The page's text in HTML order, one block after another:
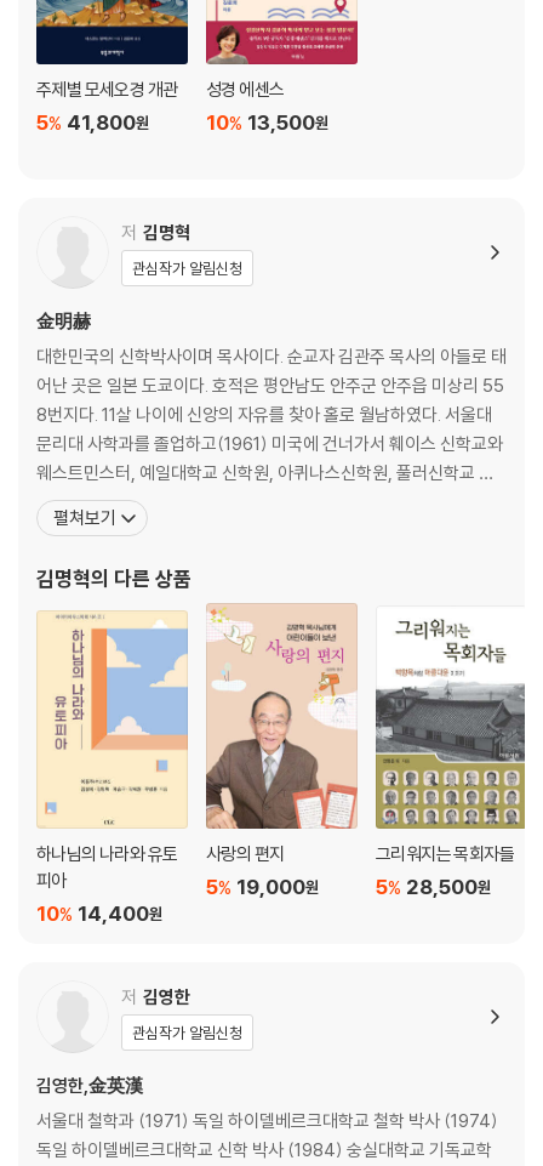
주제별 모세오경 개관
41,800원
5%
성경 에센스
13,500원
10%
저 김명혁
관심작가 알림신청
金明赫
대한민국의 신학박사이며 목사이다. 순교자 김관주 목사의 아들로 태
어난 곳은 일본 도쿄이다. 호적은 평안남도 안주군 안주읍 미상리 55
8번지다. 11살 나이에 신앙의 자유를 찾아 홀로 월남하였다. 서울대
문리대 사학과를 졸업하고(1961) 미국에 건너가서 훼이스 신학교와
웨스트민스터, 예일대학교 신학원, 아퀴나스신학원, 풀러신학교 선
교 신학원을 졸업했다. 총신대학교에서 역사신학과 선교신학 교수를
했으며, 합동신학교 교장과 교육부 인가 후 합동신학대학원대학교
를 했으며 은퇴 후 원로 및 선교 목사로 있으면서 한
펼쳐보기
김명혁의 다른 상품
하나님의 나라와 유토
피아
14,400원
10%
사랑의 편지
19,000원
5%
그리워지는 목회자들
28,500원
5%
저 김영한
관심작가 알림신청
김영한,金英漢
서울대 철학과 (1971) 독일 하이델베르크대학교 철학 박사 (1974)
독일 하이델베르크대학교 신학 박사 (1984) 숭실대학교 기독교학